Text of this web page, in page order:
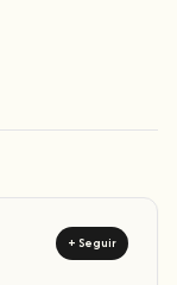
+ Seguir